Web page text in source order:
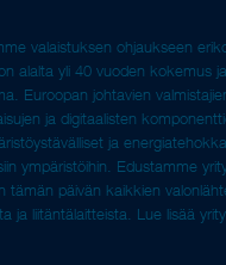
valaistuksen ohjaukseen
alalta yli 40 vuoden kokemus
Euroopan johtavien
ja digitaalisten
ja
ympäristöihin. Edustamme
tämän päivän kaikkien
ja liitäntälaitteista. Lue lisää